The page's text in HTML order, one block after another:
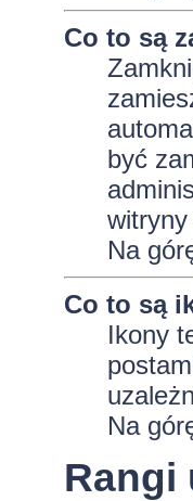
Co to są
być
Na
Co to są
Ikony
Na
Rangi